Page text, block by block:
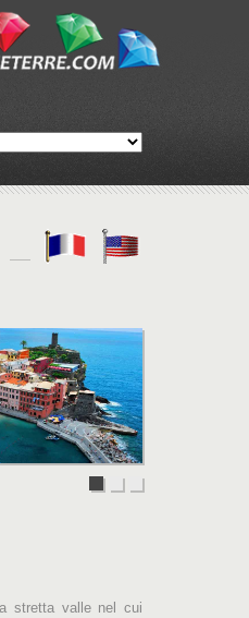
stretta valle nel cui